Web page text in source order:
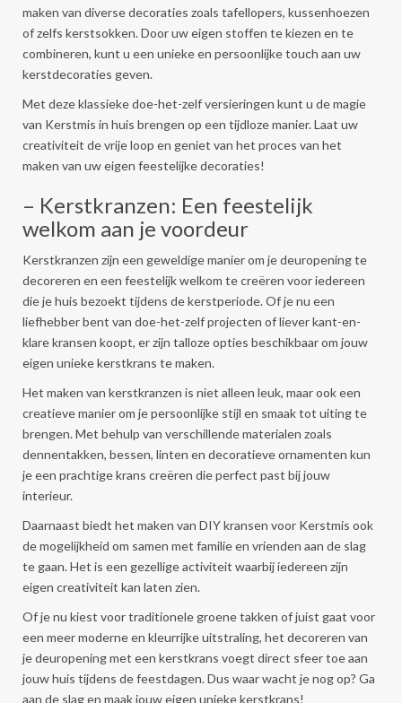
maken van diverse decoraties zoals tafellopers, kussenhoezen
of zelfs kerstsokken. Door uw eigen stoffen te kiezen en te
combineren, kunt u een unieke en persoonlijke touch aan uw
kerstdecoraties geven.
Met deze klassieke doe-het-zelf versieringen kunt u de magie
van Kerstmis in huis brengen op een tijdloze manier. Laat uw
creativiteit de vrije loop en geniet van het proces van het
maken van uw eigen feestelijke decoraties!
– Kerstkranzen: Een feestelijk
welkom aan je voordeur
Kerstkranzen zijn een geweldige manier om je deuropening te
decoreren en een feestelijk welkom te creëren voor iedereen
die je huis bezoekt tijdens de kerstperiode. Of je nu een
liefhebber bent van doe-het-zelf projecten of liever kant-en-
klare kransen koopt, er zijn talloze opties beschikbaar om jouw
eigen unieke kerstkrans te maken.
Het maken van kerstkranzen is niet alleen leuk, maar ook een
creatieve manier om je persoonlijke stijl en smaak tot uiting te
brengen. Met behulp van verschillende materialen zoals
dennentakken, bessen, linten en decoratieve ornamenten kun
je een prachtige krans creëren die perfect past bij jouw
interieur.
Daarnaast biedt het maken van DIY kransen voor Kerstmis ook
de mogelijkheid om samen met familie en vrienden aan de slag
te gaan. Het is een gezellige activiteit waarbij iedereen zijn
eigen creativiteit kan laten zien.
Of je nu kiest voor traditionele groene takken of juist gaat voor
een meer moderne en kleurrijke uitstraling, het decoreren van
je deuropening met een kerstkrans voegt direct sfeer toe aan
jouw huis tijdens de feestdagen. Dus waar wacht je nog op? Ga
aan de slag en maak jouw eigen unieke kerstkrans!